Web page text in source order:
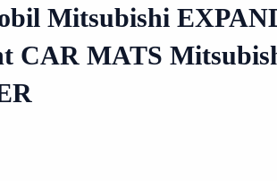
Mitsubishi
CAR MATS